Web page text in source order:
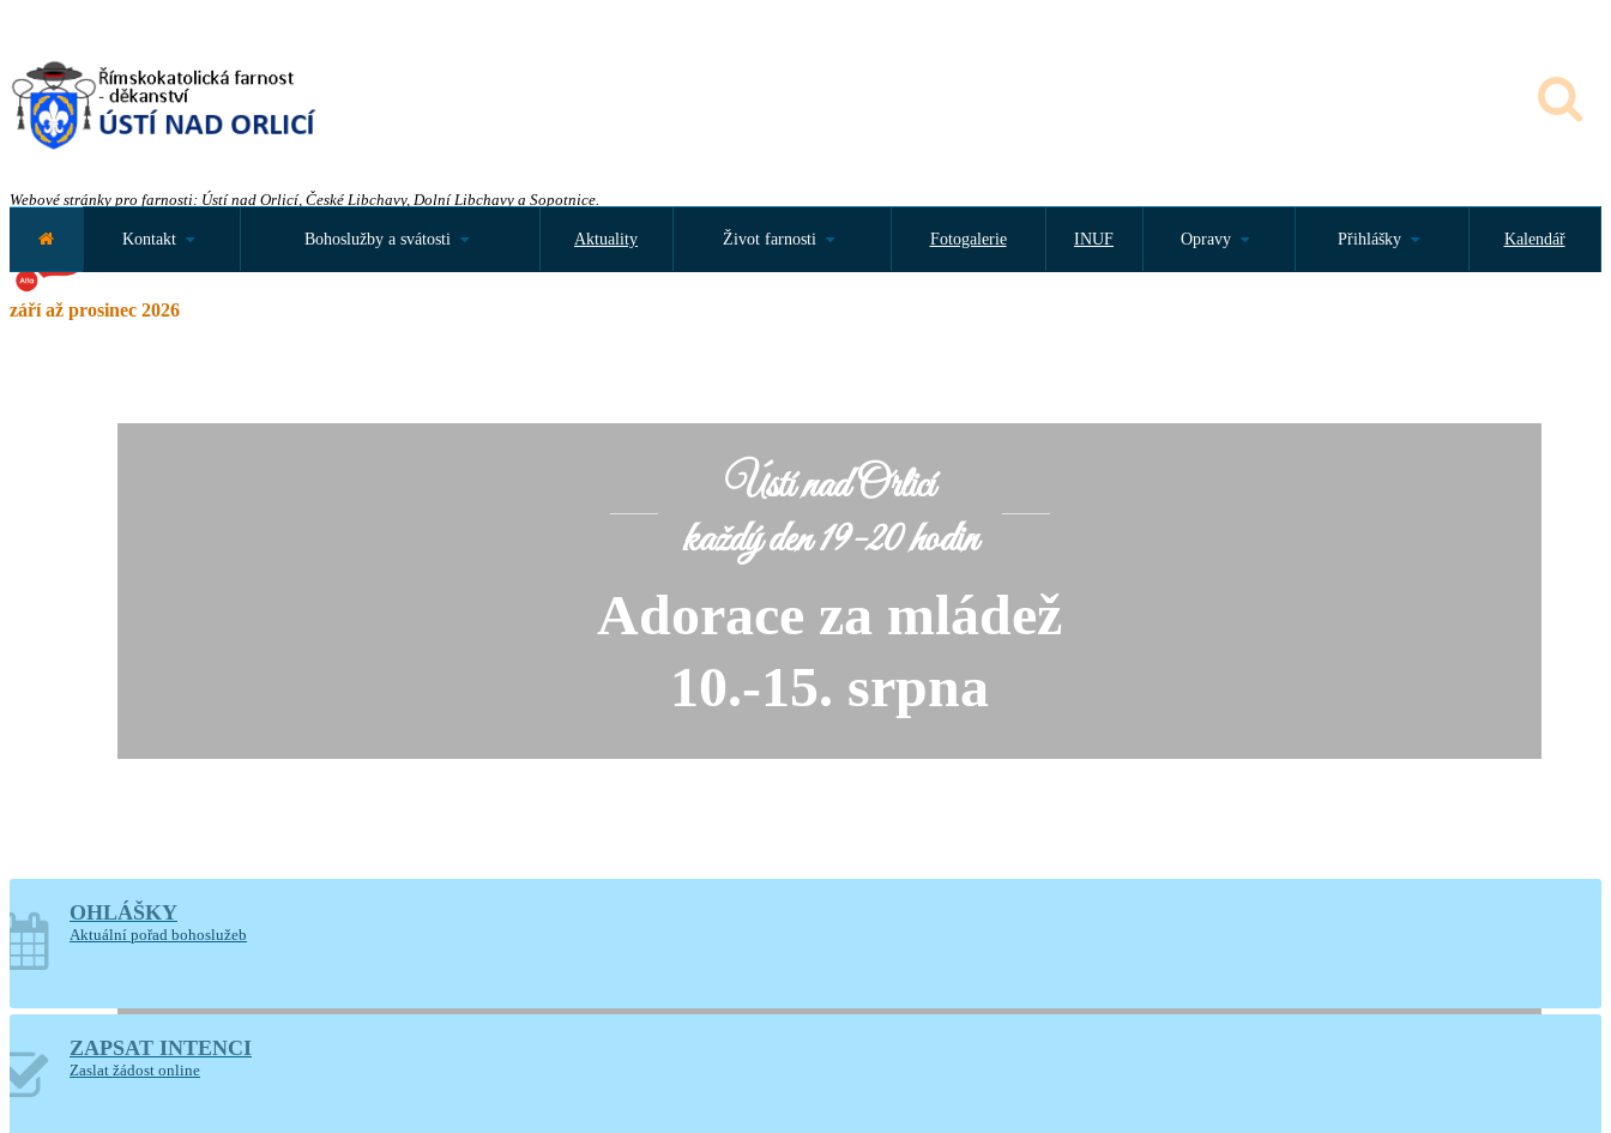
Webové stránky pro farnosti: Ústí nad Orlicí, České Libchavy, Dolní Libchavy a Sopotnice.
září až prosinec 2026
Kontakt Bohoslužby a svátosti Aktuality Život farnosti Fotogalerie INUF Opravy Přihlášky Kalendář
Ústí nad Orlicí
každý den 19-20 hodin
Adorace za mládež
10.-15. srpna
OHLÁŠKY
Aktuální pořad bohoslužeb
ZAPSAT INTENCI
Zaslat žádost online